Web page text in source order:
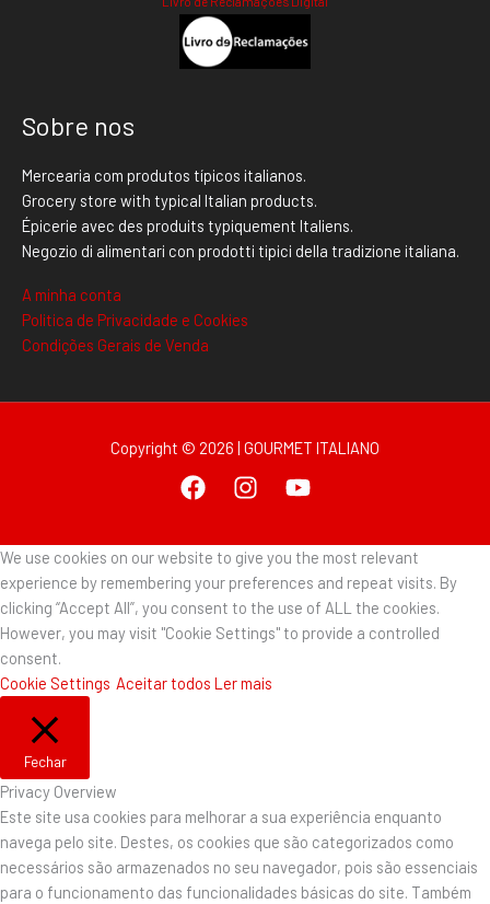
Sobre nos
Mercearia com produtos típicos italianos.
Grocery store with typical Italian products.
Épicerie avec des produits typiquement Italiens.
Negozio di alimentari con prodotti tipici della tradizione italiana.
A minha conta
Politica de Privacidade e Cookies
Condições Gerais de Venda
Copyright © 2026 | GOURMET ITALIANO
We use cookies on our website to give you the most relevant
experience by remembering your preferences and repeat visits. By
clicking “Accept All”, you consent to the use of ALL the cookies.
However, you may visit "Cookie Settings" to provide a controlled
consent.
Cookie Settings Aceitar todos Ler mais
Fechar
Privacy Overview
Este site usa cookies para melhorar a sua experiência enquanto
navega pelo site. Destes, os cookies que são categorizados como
necessários são armazenados no seu navegador, pois são essenciais
para o funcionamento das funcionalidades básicas do site. Também